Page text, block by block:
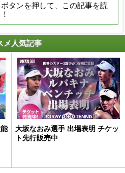
タンを押して、この記事を読
メ人気記事
大坂なおみ選手 出場表明 チケッ
ト先行販売中